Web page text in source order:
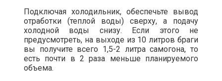
Подключая холодильник, обеспечьте вывод
отработки (теплой воды) сверху, а подачу
холодной воды снизу. Если этого не
предусмотреть, на выходе из 10 литров браги
вы получите всего 1,5-2 литра самогона, то
есть почти в 2 раза меньше планируемого
объема.